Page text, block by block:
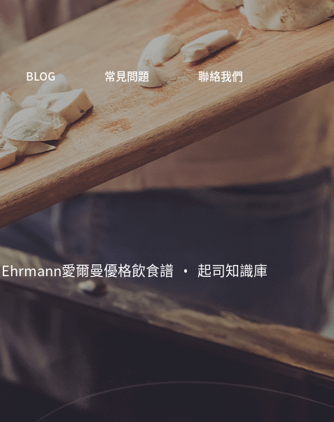
BLOG 常見問題 聯絡我們
Ehrmann愛爾曼優格飲食譜
起司知識庫